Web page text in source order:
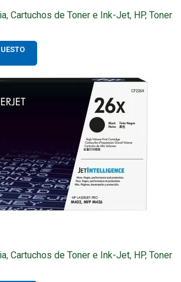
, Cartuchos de Toner e Ink-Jet, HP, Toner
, Cartuchos de Toner e Ink-Jet, HP, Toner